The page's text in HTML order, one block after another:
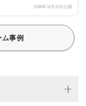
2020年12月07日公開
事例